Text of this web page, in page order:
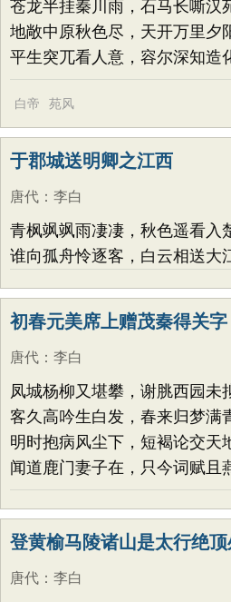
苍龙半挂秦川雨，石马长嘶汉
地敞中原秋色尽，天开万里夕
平生突兀看人意，容尔深知造
白帝 苑风
于郡城送明卿之江西
唐代 ： 李白
青枫飒飒雨凄凄，秋色遥看入
谁向孤舟怜逐客，白云相送大
初春元美席上赠茂秦得关字
唐代 ： 李白
凤城杨柳又堪攀，谢脁西园未
客久高吟生白发，春来归梦满
明时抱病风尘下，短褐论交天
闻道鹿门妻子在，只今词赋且
登黄榆马陵诸山是太行绝顶
唐代 ： 李白